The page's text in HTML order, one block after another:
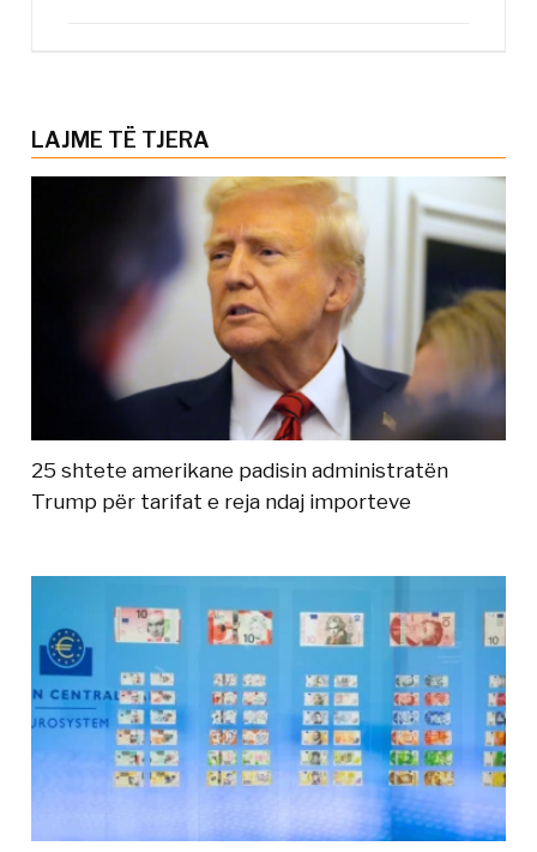
LAJME TË TJERA
25 shtete amerikane padisin administratën
Trump për tarifat e reja ndaj importeve